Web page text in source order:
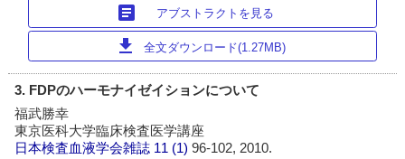
article アブストラクトを見る
download 全文ダウンロード(1.27MB)
3. FDPのハーモナイゼイションについて
福武勝幸
東京医科大学臨床検査医学講座
日本検査血液学会雑誌 11 (1)96-102, 2010.